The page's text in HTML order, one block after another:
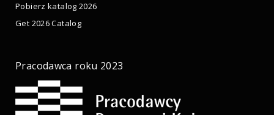
Pobierz katalog 2026
Get 2026 Catalog
Pracodawca roku 2023